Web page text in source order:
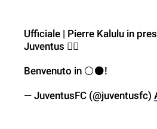
Ufficiale | Pierre Kalulu in
Juventus ✍🏻
Benvenuto in ⚪️⚫️!
— JuventusFC (@juventusfc)